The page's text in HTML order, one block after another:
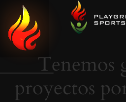
CERRAR
Tenemos
proyectos